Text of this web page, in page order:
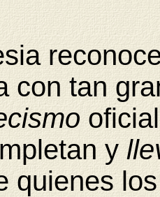
con tan
y
quienes